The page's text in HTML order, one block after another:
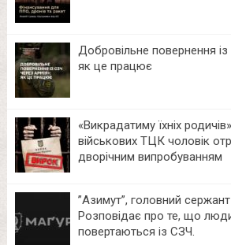
Добровільне повернення
як це працює
«Викрадатиму їхніх
військових ТЦК чоловік
дворічним випробуванням
⁨”Азимут”, головний
Розповідає про те, що
повертаються із СЗЧ.